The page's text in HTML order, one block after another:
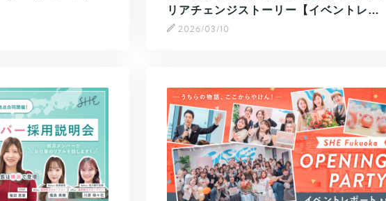
リアチェンジストーリー【イベントレ…
2026/03/10